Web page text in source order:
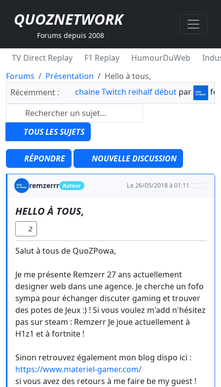
QUOZNETWORK
Forums depuis 2008
TV Direct Replay F1 Replay HumourDuWeb
Forums
Présentation
Hello à tous,
Récemment :
chaine Twitch reihalf début par
TOUS LES SUJETS
RÉPONDRE NOUVELLE DISCUSSION
remzerrr Auteur Le 26/05/2018 à 01:11
HELLO À TOUS,
2
Salut à tous de QuoZPowa,
Je me présente Remzerr 27 ans actuellement
designer web dans une agence. Je cherche un fofo
sympa pour échanger discuter gaming et trouver
des potes de Jeux :) ! Si vous voulez m'add n'hésitez
pas sur steam : Remzerr Je joue actuellement à
H1z1 et à fortnite !
Sinon retrouvez également mon blog dispo ici :
https://www.materiel-gamer.com/
si vous avez des retours à me faire be my guest !